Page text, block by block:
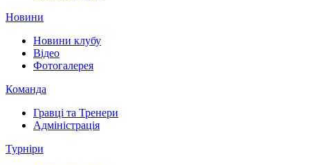
Новини
Новини клубу
Відео
Фотогалерея
Команда
Гравці та Тренери
Адміністрація
Турніри